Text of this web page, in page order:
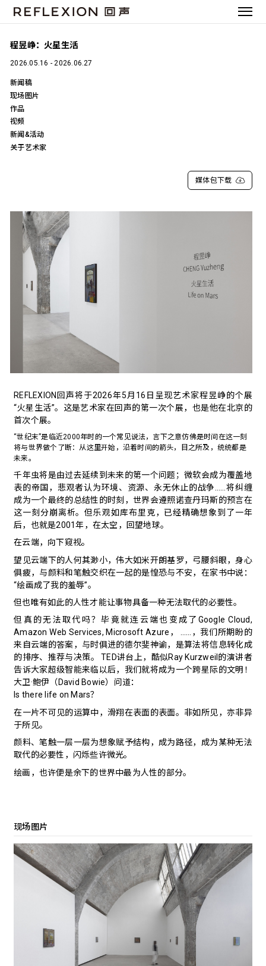
程昱峥：火星生活
2026.05.16 - 2026.06.27
新闻稿
现场图片
作品
视频
新闻&活动
关于艺术家
媒体包下载
REFLEXION回声将于2026年5月16日呈现艺术家程昱峥的个展
“火星生活”。这是艺术家在回声的第一次个展，也是他在北京的
首次个展。
“世纪末”是临近2000年时的一个常见说法，言下之意仿佛是时间在这一刻
将与世界做个了断：从这里开始，沿着时间的箭头，目之所及，统统都是
未来。
千年虫将是由过去延续到未来的第一个问题；微软会成为覆盖地
表的帝国，悲观者认为环境、资源、永无休止的战争……将纠缠
成为一个最终的总结性的时刻，世界会遵照诺查丹玛斯的预言在
这一刻分崩离析。但乐观如库布里克，已经精确想象到了一年
后，也就是2001年，在太空，回望地球。
在云端，向下窥视。
望见云端下的人何其渺小，伟大如米开朗基罗，弓腰斜眼，身心
俱疲，与颜料和笔触交织在一起的是惶恐与不安，在家书中说：
“绘画成了我的羞辱”。
但也唯有如此的人性才能让事物具备一种无法取代的必要性。
但真的无法取代吗？毕竟就连云端也变成了Google Cloud,
Amazon Web Services, Microsoft Azure， ……，我们所期盼的
来自云端的答案，与时俱进的德尔斐神谕，是算法将信息转化成
的排序、推荐与决策。 TED讲台上，酷似Ray Kurzweil的演讲者
告诉大家超级智能来临以后，我们就将成为一个跨星际的文明！
大卫·鲍伊（David Bowie） 问道：
Is there life on Mars？
在一片不可见的运算中，滑翔在表面的表面。非如所见，亦非异
于所见。
颜料、笔触一层一层为想象赋予结构，成为路径，成为某种无法
取代的必要性，闪烁些许微光。
绘画，也许便是余下的世界中最为人性的部分。
现场图片